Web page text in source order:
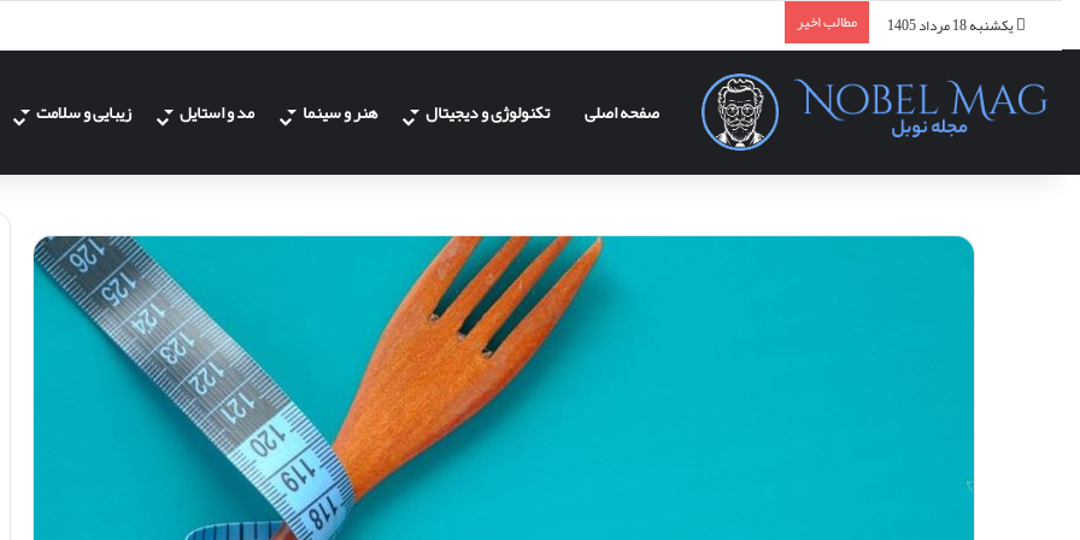
یکشنبه 18 مرداد 1405 مطالب اخیر
صفحه اصلی تکنولوژی و دیجیتال هنر و سینما مد و استایل زیبایی و سلامت